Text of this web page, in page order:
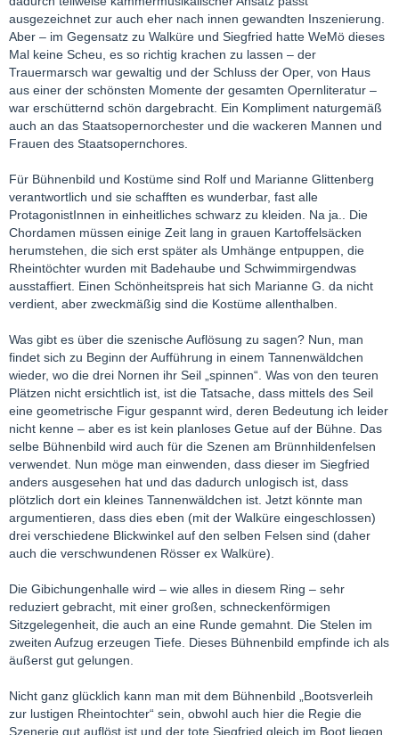
ausgezeichnet zur auch eher nach innen gewandten Inszenierung.
Aber – im Gegensatz zu Walküre und Siegfried hatte WeMö dieses
Mal keine Scheu, es so richtig krachen zu lassen – der
Trauermarsch war gewaltig und der Schluss der Oper, von Haus
aus einer der schönsten Momente der gesamten Opernliteratur –
war erschütternd schön dargebracht. Ein Kompliment naturgemäß
auch an das Staatsopernorchester und die wackeren Mannen und
Frauen des Staatsopernchores.
Für Bühnenbild und Kostüme sind Rolf und Marianne Glittenberg
verantwortlich und sie schafften es wunderbar, fast alle
ProtagonistInnen in einheitliches schwarz zu kleiden. Na ja.. Die
Chordamen müssen einige Zeit lang in grauen Kartoffelsäcken
herumstehen, die sich erst später als Umhänge entpuppen, die
Rheintöchter wurden mit Badehaube und Schwimmirgendwas
ausstaffiert. Einen Schönheitspreis hat sich Marianne G. da nicht
verdient, aber zweckmäßig sind die Kostüme allenthalben.
Was gibt es über die szenische Auflösung zu sagen? Nun, man
findet sich zu Beginn der Aufführung in einem Tannenwäldchen
wieder, wo die drei Nornen ihr Seil „spinnen“. Was von den teuren
Plätzen nicht ersichtlich ist, ist die Tatsache, dass mittels des Seil
eine geometrische Figur gespannt wird, deren Bedeutung ich leider
nicht kenne – aber es ist kein planloses Getue auf der Bühne. Das
selbe Bühnenbild wird auch für die Szenen am Brünnhildenfelsen
verwendet. Nun möge man einwenden, dass dieser im Siegfried
anders ausgesehen hat und das dadurch unlogisch ist, dass
plötzlich dort ein kleines Tannenwäldchen ist. Jetzt könnte man
argumentieren, dass dies eben (mit der Walküre eingeschlossen)
drei verschiedene Blickwinkel auf den selben Felsen sind (daher
auch die verschwundenen Rösser ex Walküre).
Die Gibichungenhalle wird – wie alles in diesem Ring – sehr
reduziert gebracht, mit einer großen, schneckenförmigen
Sitzgelegenheit, die auch an eine Runde gemahnt. Die Stelen im
zweiten Aufzug erzeugen Tiefe. Dieses Bühnenbild empfinde ich als
äußerst gut gelungen.
Nicht ganz glücklich kann man mit dem Bühnenbild „Bootsverleih
zur lustigen Rheintochter“ sein, obwohl auch hier die Regie die
Szenerie gut auflöst ist und der tote Siegfried gleich im Boot liegen